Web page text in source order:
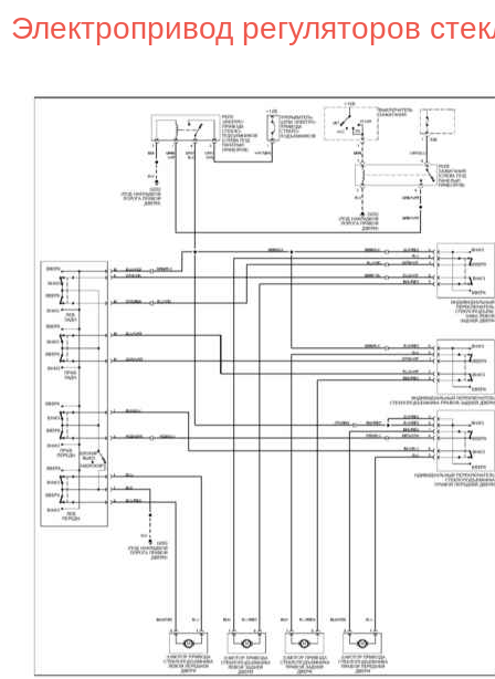
Электропривод регуляторов